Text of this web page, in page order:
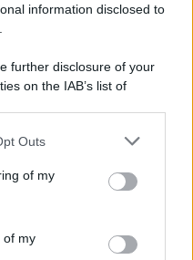
information disclosed to
further disclosure of your
on the IAB’s list of
by us to third parties
uses one or more Google
information including but
You may click to
Outs
of my
of my
della politica, dagli artisti
alle grandi vicende della
a Verona lo
a Palermo una